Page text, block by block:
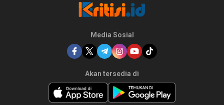
Media Sosial
Akan tersedia di